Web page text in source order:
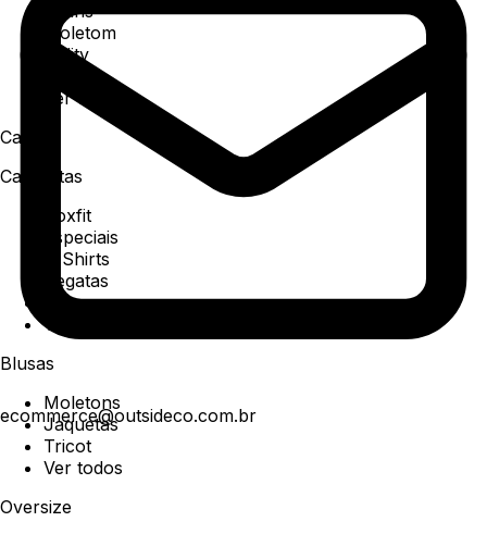
ecommerce@outsideco.com.br
Jeans
Moletom
Utility
Ver todos
Camisa
Camisetas
Boxfit
Especiais
T-Shirts
Regatas
Polo
Ver todos
Blusas
Moletons
Jaquetas
Tricot
Ver todos
Oversize